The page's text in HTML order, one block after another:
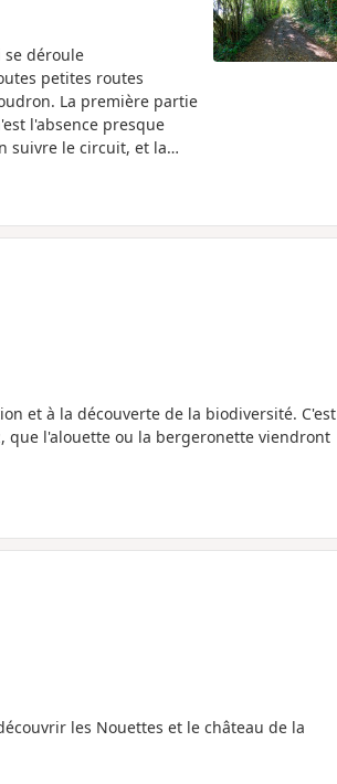
déroule
petites routes
La première partie
l'absence presque
suivre le circuit, et la
et à la découverte de la biodiversité. C'est
l'alouette ou la bergeronette viendront
les Nouettes et le château de la